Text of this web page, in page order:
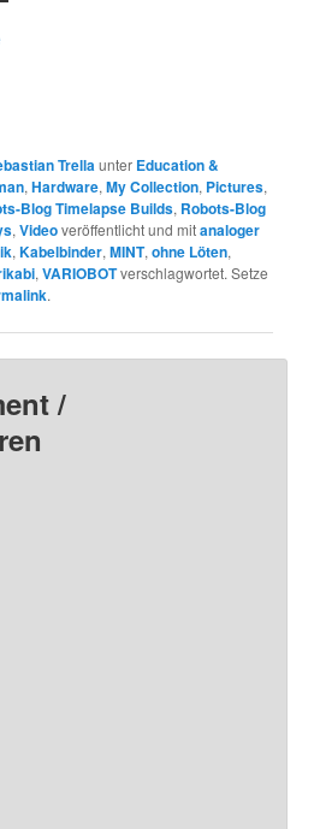
Trellaunter Education &
,Hardware,My Collection, Pictures,
Blog Timelapse Builds, Robots-Blog
,Videoveröffentlicht und mitanaloger
,Kabelbinder,MINT,ohne Löten,
,VARIOBOTverschlagwortet. Setze
.
/